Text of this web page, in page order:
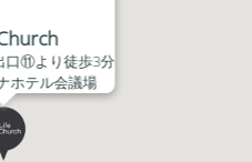
口⑪より徒歩3分
ホテル会議場